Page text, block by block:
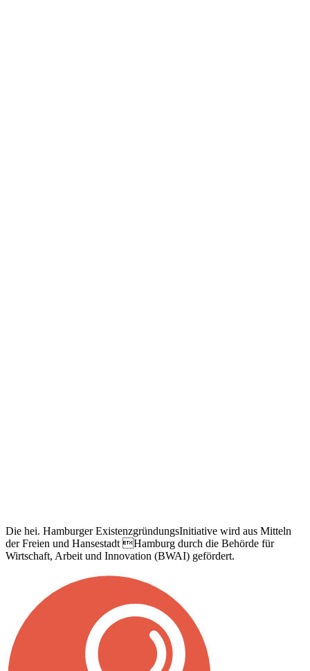
Die hei. Hamburger ExistenzgründungsInitiative wird aus Mitteln
der Freien und Hansestadt Hamburg durch die Behörde für
Wirtschaft, Arbeit und Innovation (BWAI) gefördert.